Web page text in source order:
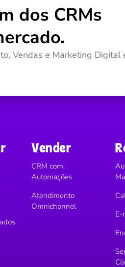
dos CRMs
Vendas e Marketing Digital
Vender
CRM com
Automações
Atendimento
Omnichannel
E-